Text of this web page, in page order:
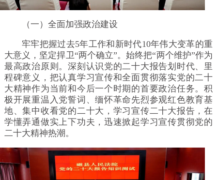
（一）全面加强政治建设
牢牢把握过去5年工作和新时代10年伟大变革的重
大意义，坚定捍卫“两个确立”。始终把“两个维护”作为
最高政治原则。深刻认识党的二十大报告划时代、里
程碑意义，把认真学习宣传和全面贯彻落实党的二十
大精神作为当前和今后一个时期的首要政治任务。积
极开展重温入党誓词、缅怀革命先烈参观红色教育基
地、集中收看党的二十大，学习宣传二十大报告，在
学懂弄通做实上下功夫，迅速掀起学习宣传贯彻党的
二十大精神热潮。